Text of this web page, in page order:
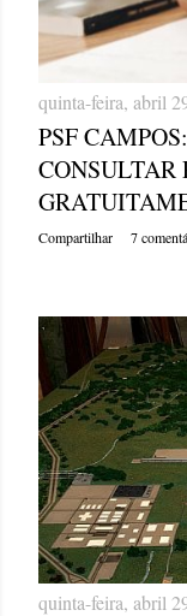
quinta-feira, abril
PSF
CONSULTAR
Compartilhar 7
quinta-feira, abril